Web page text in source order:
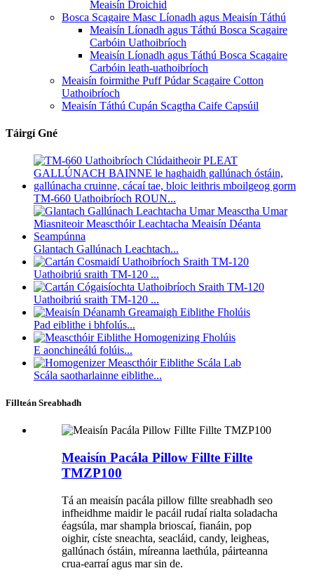
Meaisín Droichid
Bosca Scagaire Masc Líonadh agus Meaisín Táthú
Meaisín Líonadh agus Táthú Bosca Scagaire
Carbóin Uathoibríoch
Meaisín Líonadh agus Táthú Bosca Scagaire
Carbóin leath-uathoibríoch
Meaisín foirmithe Puff Púdar Scagaire Cotton
Uathoibríoch
Meaisín Táthú Cupán Scagtha Caife Capsúil
Táirgí Gné
TM-660 Uathoibríoch ROUN...
Glantach Gallúnach Leachtach...
Uathoibriú sraith TM-120 ...
Uathoibriú sraith TM-120 ...
Pad eiblithe i bhfolús...
E aonchineálú folúis...
Scála saotharlainne eiblithe...
Fillteán Sreabhadh
Meaisín Pacála Pillow Fillte Fillte
TMZP100
Tá an meaisín pacála pillow fillte sreabhadh seo
infheidhme maidir le pacáil rudaí rialta soladacha
éagsúla, mar shampla brioscaí, fianáin, pop
oighir, císte sneachta, seacláid, candy, leigheas,
gallúnach óstáin, míreanna laethúla, páirteanna
crua-earraí agus mar sin de.